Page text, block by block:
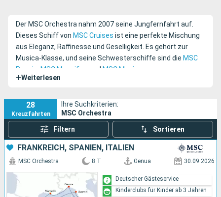
Der MSC Orchestra nahm 2007 seine Jungfernfahrt auf.
Dieses Schiff von MSC Cruises ist eine perfekte Mischung
aus Eleganz, Raffinesse und Geselligkeit. Es gehört zur
Musica-Klasse, und seine Schwesterschiffe sind die MSC
Poesia
MSC Magnifica und MSC Musica
+Weiterlesen
28
Kreuzfahrten
Ihre Suchkriterien:
MSC Orchestra
Filtern Sortieren
FRANKREICH, SPANIEN, ITALIEN
MSC Orchestra 8 T Genua 30.09.2026
Deutscher Gästeservice
Kinderclubs für Kinder ab 3 Jahren